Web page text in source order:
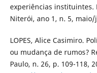
experiências instituintes.
Niterói, ano 1, n. 5, maio/
LOPES, Alice Casimiro.
ou mudança de rumos?
Paulo, n. 26, p. 109-118,